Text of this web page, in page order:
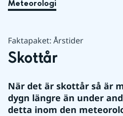
Meteorologi
Faktapaket: Årstider
Skottår
När det är skottår så är
dygn längre än under
detta inom den